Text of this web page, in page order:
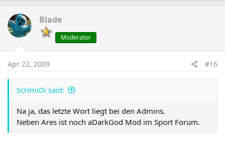
Blade
Moderator
Apr 22, 2009 #16
ScHmiDi said:
Na ja, das letzte Wort liegt bei den Admins.
Neben Ares ist noch aDarkGod Mod im Sport Forum.